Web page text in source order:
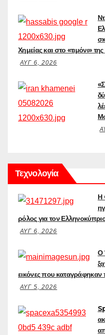
Χημείας και στο «τιμόνι»
ΑΥΓ 6, 2026
Τεχνολογία
Η
ρόλος για τον
ΑΥΓ 6, 2026
Ο
εικόνες που καταγράφηκαν
ΑΥΓ 5, 2026